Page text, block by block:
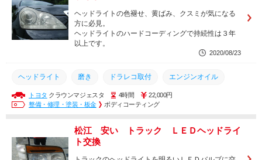
タイヤ交換 安い 持込 持ち込み 土日営業
ヘッドライトの色褪せ、黄ばみ、クスミが気になる
方に必見。
ヘッドライトのハードコーディングで持続性は３年
以上です。
2020/08/23
ヘッドライト 磨き ドラレコ取付 エンジンオイル
ナビゲーション ETC TOYOTA 日産
コーティング ドラレコ オイル交換 持ち込み
持込 土日営業
トヨタ クラウンマジェスタ 4時間
22,000円
整備・修理・塗装・板金
ボディコーティング
松江 安い トラック ＬＥＤヘッドライ
ト交換